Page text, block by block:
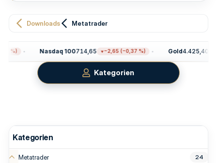
Downloads Metatrader
%) Nasdaq 100714,65 −2,65 (−0,37 %) Gold4.425,40
Kategorien
Kategorien
Metatrader 24